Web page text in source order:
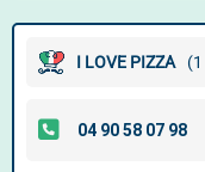
I LOVE PIZZA